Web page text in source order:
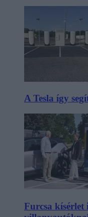
A Tesla így
Furcsa